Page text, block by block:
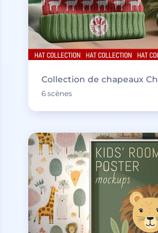
Collection de chapeaux
6 scènes